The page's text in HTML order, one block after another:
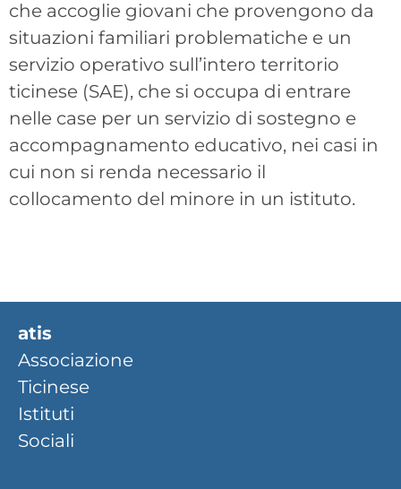
che accoglie giovani che provengono da
situazioni familiari problematiche e un
servizio operativo sull’intero territorio
ticinese (SAE), che si occupa di entrare
nelle case per un servizio di sostegno e
accompagnamento educativo, nei casi in
cui non si renda necessario il
collocamento del minore in un istituto.
atis
Associazione
Ticinese
Istituti
Sociali